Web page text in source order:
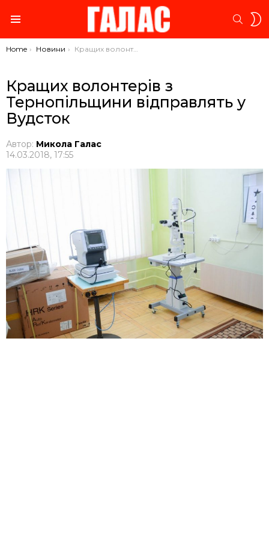
You are here:
Home Новини Кращих волонтерів з Тернопільщини відправлять у Вудсток
Кращих волонтерів з
Тернопільщини відправлять у
Вудсток
Автор: Микола Галас
14.03.2018, 17:55